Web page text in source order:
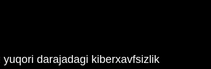
darajadagi kiberxavfsizlik